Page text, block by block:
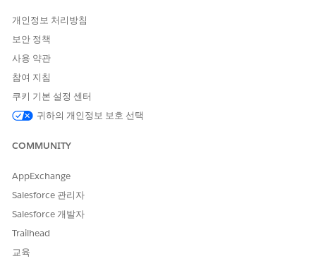
화하거나 비활성화합니다.
생명 과학 워크플로를 구성한 후 Data Loader를 사용하여 워크플
로 구성을 다른 조직으로 이동할 수 있습니다.
생명 과학 워크플로 작업 구성
수 있는 작업을 만듭니다. 워크플로 경로를 정의할 때 워크플로
의 각 단계에서 이러한 작업을 할당할 수 있습니다.
생명 과학 워크플로 경로 구성
경로를 만듭니다. 레코드의 각 수명 주기 스테이지에서 사용자
생명 과학 워크플로에 대한 사용자 정의 스크립트 구성
니스 규칙을 충족하도록 하려면 사용자 정의 스크립트를 만들고
관리합니다. 사용자가 작업을 수행할 때마다 잘못된 작업을 방
개인정보 처리방침
보안 정책
사용 약관
참여 지침
쿠키 기본 설정 센터
귀하의 개인정보 보호 선택
COMMUNITY
AppExchange
Salesforce 관리자
Salesforce 개발자
Trailhead
교육